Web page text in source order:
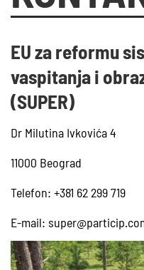
EU za reformu
vaspitanja i
(SUPER)
Dr Milutina Ivkovića 4
11000 Beograd
Telefon: +381 62 299 719
E-mail: